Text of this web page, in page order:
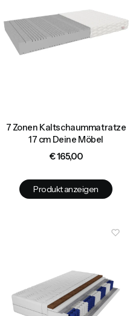
7 Zonen Kaltschaummatratze
17 cm Deine Möbel
Preis
€ 165,00
Produkt anzeigen